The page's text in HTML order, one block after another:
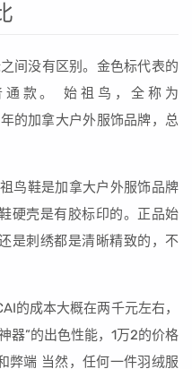
间没有区别。金色标代表的
款。 始祖鸟，全称为
的加拿大户外服饰品牌，总
鸟鞋是加拿大户外服饰品牌
硬壳是有胶标印的。正品始
是刺绣都是清晰精致的，不
的成本大概在两千元左右，
器”的出色性能，1万2的价格
弊端 当然，任何一件羽绒服